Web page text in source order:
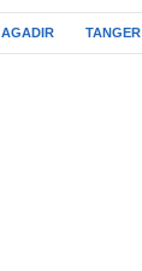
AGADIR TANGER